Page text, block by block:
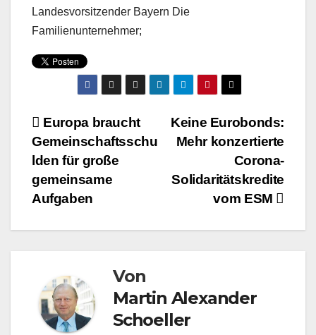
Landesvorsitzender Bayern Die
Familienunternehmer;
Beitragsnavigation
Keine Eurobonds:
Mehr konzertierte
Corona-
Solidaritätskredite
vom ESM
Europa braucht
Gemeinschaftsschu
lden für große
gemeinsame
Aufgaben
Von
Martin Alexander
Schoeller